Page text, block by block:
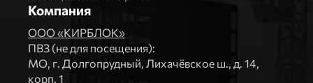
Компания
ООО «КИРБЛОК»
ПВЗ (не для посещения):
МO, г. Долгопрудный, Лихачёвское ш., д. 14,
корп. 1